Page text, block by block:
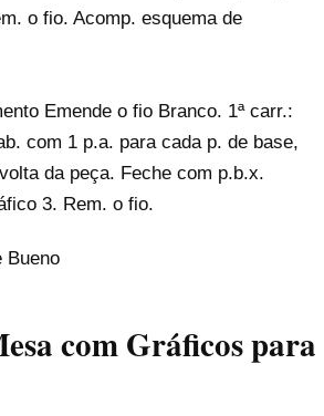
o fio. Acomp. esquema de
Emende o fio Branco. 1ª carr.:
com 1 p.a. para cada p. de base,
da peça. Feche com p.b.x.
3. Rem. o fio.
Bueno
com Gráficos para